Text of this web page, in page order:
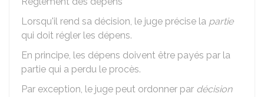
Lorsqu'il rend sa décision, le juge précise la partie
qui doit régler les dépens.
En principe, les dépens doivent être payés par la
partie qui a perdu le procès.
Par exception, le juge peut ordonner par décision